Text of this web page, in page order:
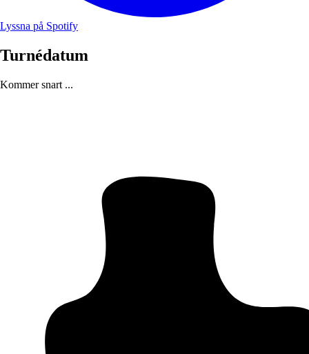
Lyssna på Spotify
Turnédatum
Kommer snart ...